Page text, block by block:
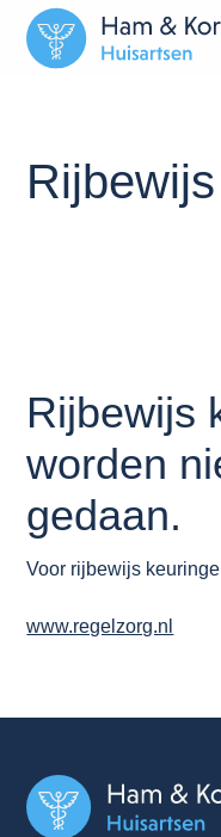
Rijbewijs
worden
gedaan.
Voor rijbewijs
www.regelzorg.nl